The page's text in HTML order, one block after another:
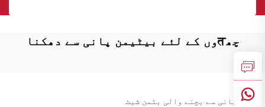
چھतوں کے لئے بیٹیمن پانی سے دھکنا
پانی سے بچنے والی بٹمن شیٹ